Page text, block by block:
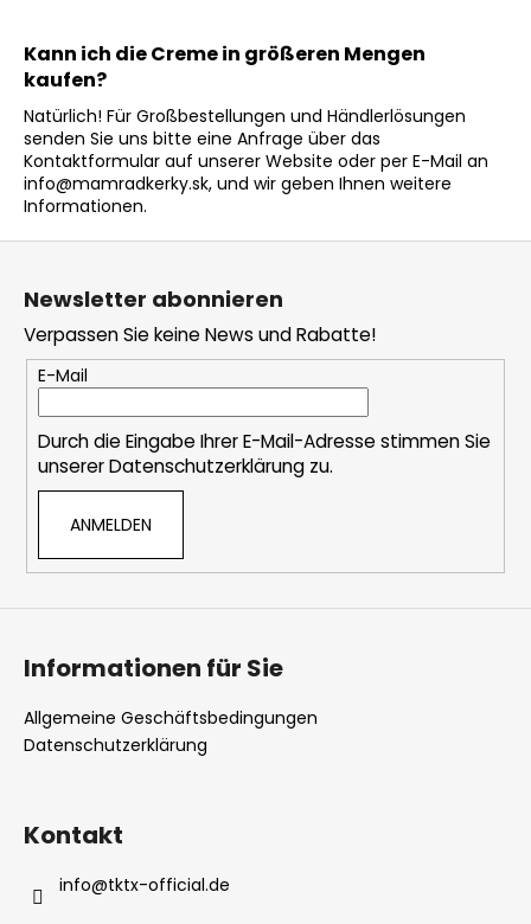
Kann ich die Creme in größeren Mengen
kaufen?
Natürlich! Für Großbestellungen und Händlerlösungen
senden Sie uns bitte eine Anfrage über das
Kontaktformular auf unserer Website oder per E-Mail an
info@mamradkerky.sk, und wir geben Ihnen weitere
Informationen.
F
Newsletter abonnieren
Verpassen Sie keine News und Rabatte!
E-Mail
Durch die Eingabe Ihrer E-Mail-Adresse stimmen Sie
unsererDatenschutzerklärungzu.
ANMELDEN
Informationen für Sie
Allgemeine Geschäftsbedingungen
Datenschutzerklärung
Kontakt
info@tktx-official.de